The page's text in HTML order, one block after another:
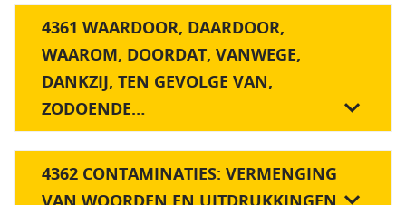
4361 WAARDOOR, DAARDOOR,
WAAROM, DOORDAT, VANWEGE,
DANKZIJ, TEN GEVOLGE VAN,
ZODOENDE…
4362 CONTAMINATIES: VERMENGING